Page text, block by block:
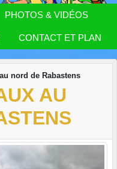
PHOTOS & VIDÉOS
CONTACT ET PLAN
nord de Rabastens
AU